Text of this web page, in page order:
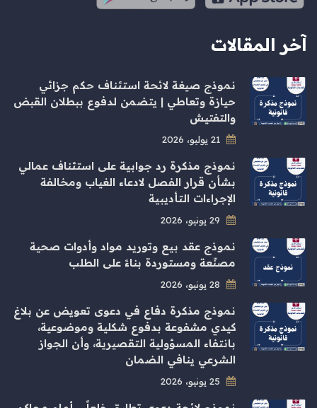
آخر المقالات
نموذج صيغة لائحة استئناف حكم جزائي
حيازة وتعاطي | يتضمن لدفوع ببطلان القبض
والتفتيش
نموذج مذكرة رد جوابية على استئناف عمالي
بشأن قرار الفصل لادعاء الغياب ومخالفة
الإجراءات التأديبية
نموذج عقد بيع وتوريد مواد وأدوات صحية
مصنّعة ومستوردة بناءً على الطلب
نموذج مذكرة دفاع في دعوى تعويض عن بلاغ
كيدي مشفوعة بدفوع شكلية وموضوعية،
بانتفاء المسؤولية التقصيرية، وأن الجواز
الشرعي ينافي الضمان